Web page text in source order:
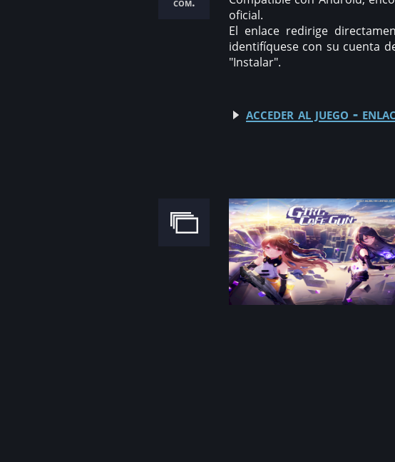
oficial.
El enlace redirige
identifíquese con su cuenta
"Instalar".
acceder al juego -